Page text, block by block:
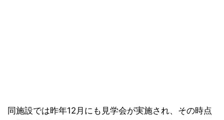
同施設では昨年12月にも見学会が実施され、その時点